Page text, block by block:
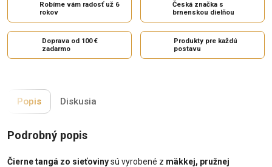
Robíme vám radosť už 6
rokov
Česká značka s
brnenskou dielňou
Doprava od 100 €
zadarmo
Produkty pre každú
postavu
Popis Diskusia
Podrobný popis
Čierne tangá zo sieťovinysú vyrobené z mäkkej, pružnej